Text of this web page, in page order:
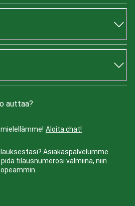
auttaa?
Aloita chat!
Asiakaspalvelumme
tilausnumerosi valmiina, niin